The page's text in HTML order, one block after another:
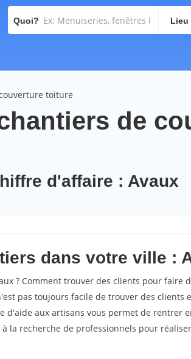
Quoi? Lieu
toiture
de
d'affaire : Avaux
dans votre ville :
? Comment trouver des clients pour faire
pas toujours facile de trouver des clients
d'aide aux artisans vous permet de rentrer
la recherche de professionnels pour